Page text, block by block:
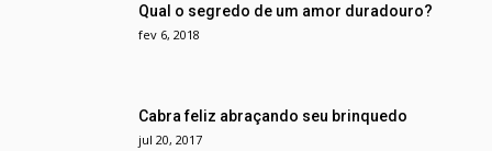
Qual o segredo de um amor duradouro?
fev 6, 2018
Cabra feliz abraçando seu brinquedo
jul 20, 2017